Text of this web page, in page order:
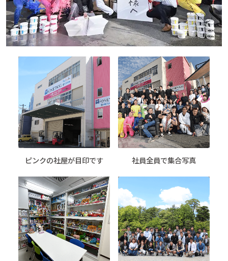
ピンクの社屋が目印です 社員全員で集合写真